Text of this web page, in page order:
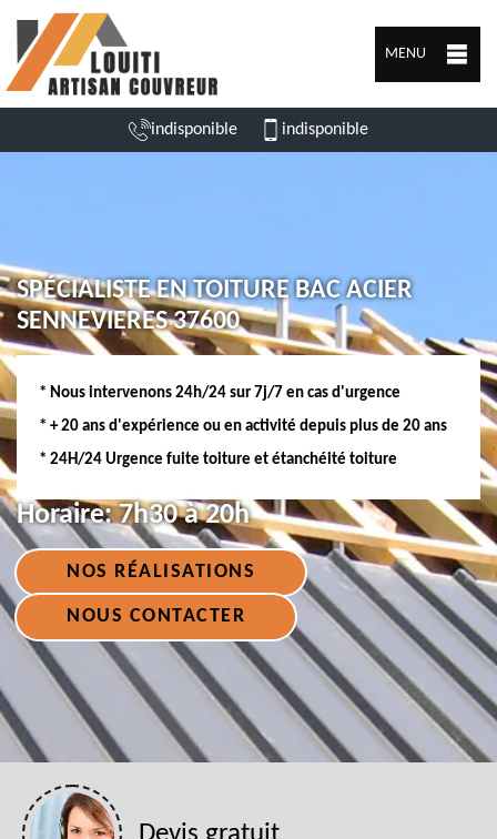
MENU
indisponible indisponible
SPÉCIALISTE EN TOITURE BAC ACIER
SENNEVIERES 37600
* Nous intervenons 24h/24 sur 7j/7 en cas d'urgence
* + 20 ans d'expérience ou en activité depuis plus de 20 ans
* 24H/24 Urgence fuite toiture et étanchéité toiture
Horaire:7h30 à 20h
NOS RÉALISATIONS
NOUS CONTACTER